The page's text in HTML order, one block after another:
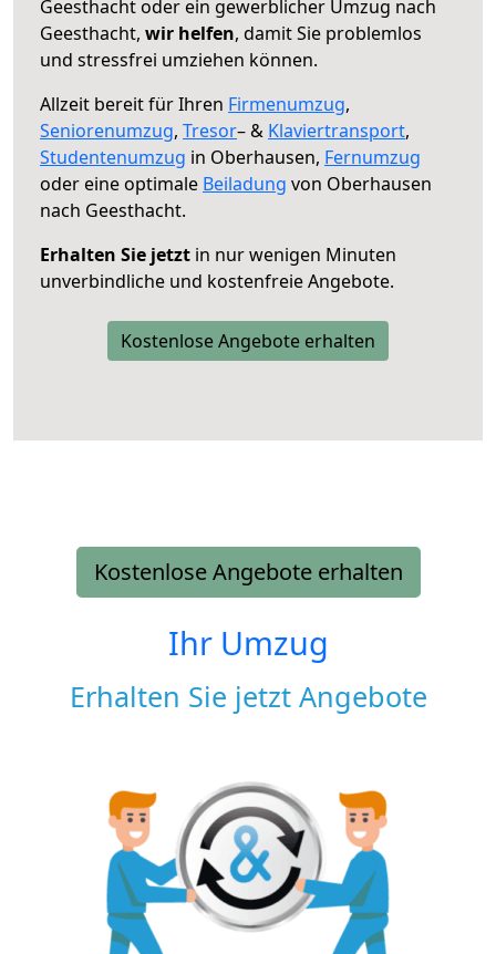
Geesthacht oder ein gewerblicher Umzug nach
Geesthacht, wir helfen, damit Sie problemlos
und stressfrei umziehen können.
Allzeit bereit für Ihren Firmenumzug,
Seniorenumzug, Tresor– & Klaviertransport,
Studentenumzug in Oberhausen, Fernumzug
oder eine optimale Beiladung von Oberhausen
nach Geesthacht.
Erhalten Sie jetzt in nur wenigen Minuten
unverbindliche und kostenfreie Angebote.
Kostenlose Angebote erhalten
Kostenlose Angebote erhalten
Ihr Umzug
Erhalten Sie jetzt Angebote